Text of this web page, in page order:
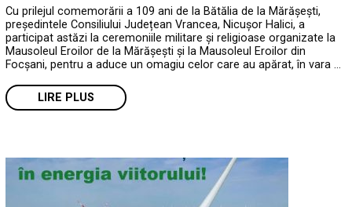
Cu prilejul comemorării a 109 ani de la Bătălia de la Mărășești,
președintele Consiliului Județean Vrancea, Nicușor Halici, a
participat astăzi la ceremoniile militare și religioase organizate la
Mausoleul Eroilor de la Mărășești și la Mausoleul Eroilor din
Focșani, pentru a aduce un omagiu celor care au apărat, în vara …
LIRE PLUS